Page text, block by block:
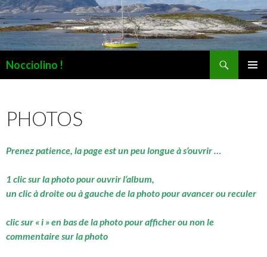
Nocciolino !
PHOTOS
Prenez patience, la page est un peu longue à s’ouvrir …
1 clic sur la photo pour ouvrir l’album,
un clic à droite ou à gauche de la photo pour avancer ou reculer
clic sur « i » en bas de la photo pour afficher ou non le
commentaire sur la photo